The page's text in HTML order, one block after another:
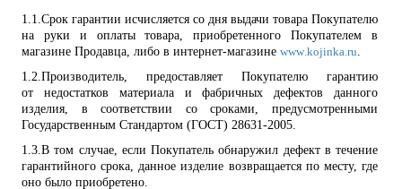
1.1. Срок гарантии исчисляется со дня выдачи товара Покупателю
на руки и оплаты товара, приобретенного Покупателем в
магазине Продавца, либо в интернет-магазине www.kojinka ru
1.2. Производитель, предоставляет Покупателю гарантию
от недостатков материала и фабричных дефектов данного
изделия, в соответствии со сроками, предусмотренными
Государственным Стандартом (ГОСТ) 28631-2005.
1.3. В том случае, если Покупатель обнаружил дефект в течение
гарантийного срока, данное изделие возвращается по месту, где
оно было приобретено.